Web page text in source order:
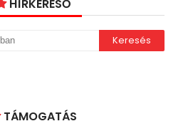
HÍRKERESŐ
TÁMOGATÁS